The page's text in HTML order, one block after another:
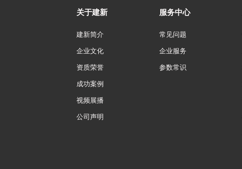
关于建新
建新简介
企业文化
资质荣誉
成功案例
视频展播
公司声明
服务中心
常见问题
企业服务
参数常识